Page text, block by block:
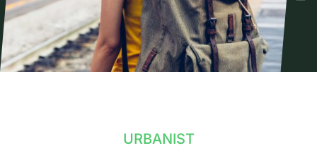
URBANIST